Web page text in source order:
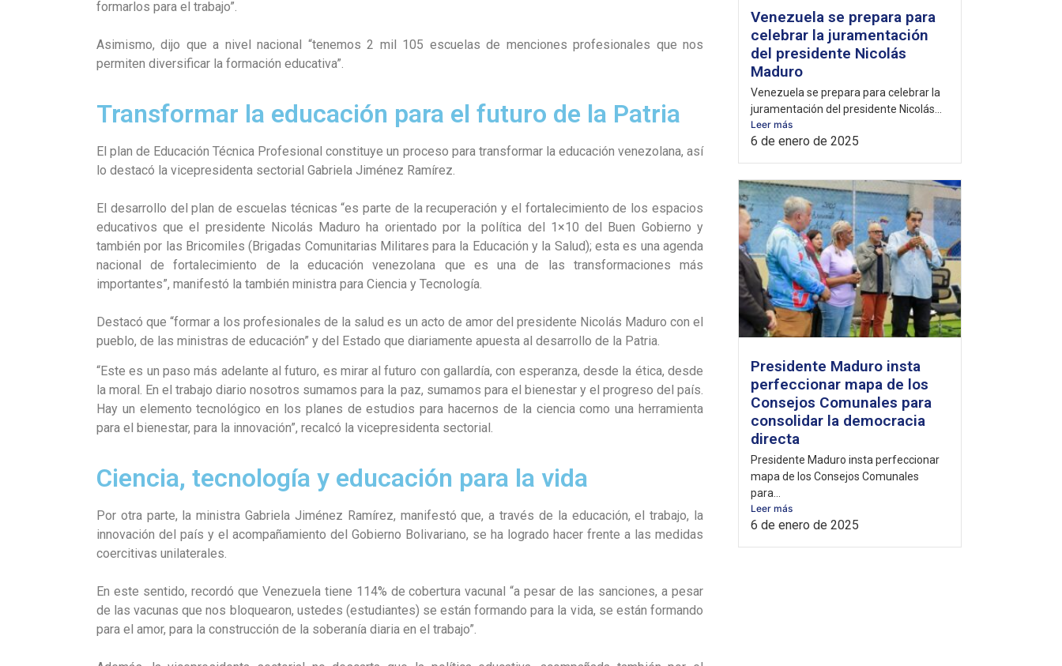
formarlos para el trabajo”.
Asimismo, dijo que a nivel nacional “tenemos 2 mil 105 escuelas de menciones profesionales que nos
permiten diversificar la formación educativa”.
Transformar la educación para el futuro de la Patria
El plan de Educación Técnica Profesional constituye un proceso para transformar la educación venezolana, así
lo destacó la vicepresidenta sectorial Gabriela Jiménez Ramírez.
El desarrollo del plan de escuelas técnicas “es parte de la recuperación y el fortalecimiento de los espacios
educativos que el presidente Nicolás Maduro ha orientado por la política del 1×10 del Buen Gobierno y
también por las Bricomiles (Brigadas Comunitarias Militares para la Educación y la Salud); esta es una agenda
nacional de fortalecimiento de la educación venezolana que es una de las transformaciones más
importantes”, manifestó la también ministra para Ciencia y Tecnología.
Destacó que “formar a los profesionales de la salud es un acto de amor del presidente Nicolás Maduro con el
pueblo, de las ministras de educación” y del Estado que diariamente apuesta al desarrollo de la Patria.
“Este es un paso más adelante al futuro, es mirar al futuro con gallardía, con esperanza, desde la ética, desde
la moral. En el trabajo diario nosotros sumamos para la paz, sumamos para el bienestar y el progreso del país.
Hay un elemento tecnológico en los planes de estudios para hacernos de la ciencia como una herramienta
para el bienestar, para la innovación”, recalcó la vicepresidenta sectorial.
Ciencia, tecnología y educación para la vida
Por otra parte, la ministra Gabriela Jiménez Ramírez, manifestó que, a través de la educación, el trabajo, la
innovación del país y el acompañamiento del Gobierno Bolivariano, se ha logrado hacer frente a las medidas
coercitivas unilaterales.
En este sentido, recordó que Venezuela tiene 114% de cobertura vacunal “a pesar de las sanciones, a pesar
de las vacunas que nos bloquearon, ustedes (estudiantes) se están formando para la vida, se están formando
para el amor, para la construcción de la soberanía diaria en el trabajo”.
Venezuela se prepara para
celebrar la juramentación
del presidente Nicolás
Maduro
Venezuela se prepara para celebrar la
juramentación del presidente Nicolás...
Leer más
6 de enero de 2025
Presidente Maduro insta
perfeccionar mapa de los
Consejos Comunales para
consolidar la democracia
directa
Presidente Maduro insta perfeccionar
mapa de los Consejos Comunales
para...
Leer más
6 de enero de 2025